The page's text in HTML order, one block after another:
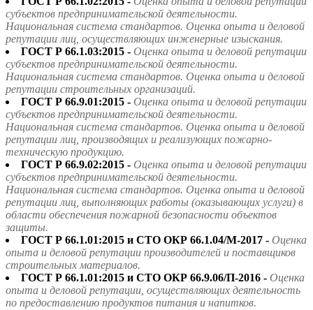
субъектов предпринимательской деятельности.
Национальная система стандартов. Оценка опыта и деловой
репутации лиц, осуществляющих инженерные изыскания.
ГОСТ Р 66.1.03:2015 - Оценка опыта и деловой репутации
субъектов предпринимательской деятельности.
Национальная система стандартов. Оценка опыта и деловой
репутации строительных организаций.
ГОСТ Р 66.9.01:2015 - Оценка опыта и деловой репутации
субъектов предпринимательской деятельности.
Национальная система стандартов. Оценка опыта и деловой
репутации лиц, производящих и реализующих пожарно-
техническую продукцию.
ГОСТ Р 66.9.02:2015 - Оценка опыта и деловой репутации
субъектов предпринимательской деятельности.
Национальная система стандартов. Оценка опыта и деловой
репутации лиц, выполняющих работы (оказывающих услуги) в
области обеспечения пожарной безопасности объектов
защиты.
ГОСТ Р 66.1.01:2015 и СТО ОКР 66.1.04/М-2017 - Оценка
опыта и деловой репутации производителей и поставщиков
строительных материалов.
ГОСТ Р 66.1.01:2015 и СТО ОКР 66.9.06/П-2016 - Оценка
опыта и деловой репутации, осуществляющих деятельность
по предоставлению продуктов питания и напитков.